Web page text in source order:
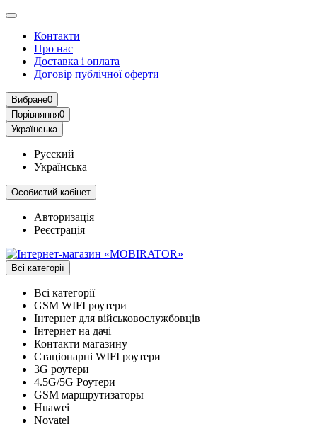
Контакти
Про нас
Доставка і оплата
Договір публічної оферти
Вибране0
Порівняння0
Українська
Русский
Українська
Особистий кабінет
Авторизація
Реєстрація
Всі категорії
Всі категорії
GSM WIFI роутери
Інтернет для військовослужбовців
Інтернет на дачі
Контакти магазину
Стаціонарні WIFI роутери
3G роутери
4.5G/5G Роутери
GSM маршрутизаторы
Huawei
Novatel